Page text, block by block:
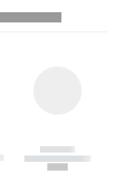
------------
----------- -----------